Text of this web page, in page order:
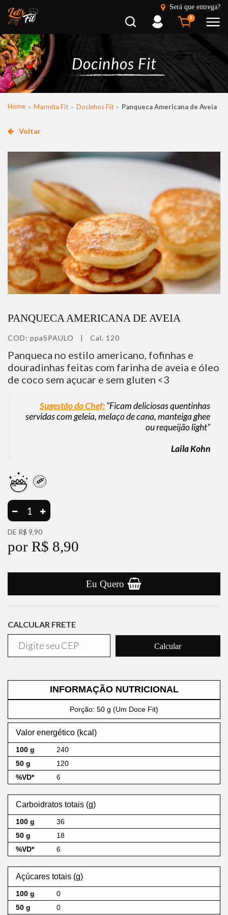
Será que entrega?
Busca Entrar 0
Docinhos Fit
Home Marmita Fit Docinhos Fit Panqueca Americana de Aveia
Voltar
PANQUECA AMERICANA DE AVEIA
COD: ppaSPAULO | Cal. 120
Panqueca no estilo americano, fofinhas e
douradinhas feitas com farinha de aveia e óleo
de coco sem açucar e sem gluten <3
Sugestão da Chef: "Ficam deliciosas quentinhas
servidas com geleia, melaço de cana, manteiga ghee
ou requeijão light"
Laila Kohn
DE R$ 9,90
por R$ 8,90
Eu Quero
CALCULAR FRETE
Calcular
INFORMAÇÃO NUTRICIONAL
Porção: 50 g (Um Doce Fit)
Valor energético (kcal)
240
120
6
Carboidratos totais (g)
36
18
6
Açúcares totais (g)
0
0